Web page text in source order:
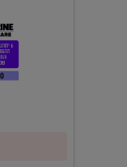
ליסטרין